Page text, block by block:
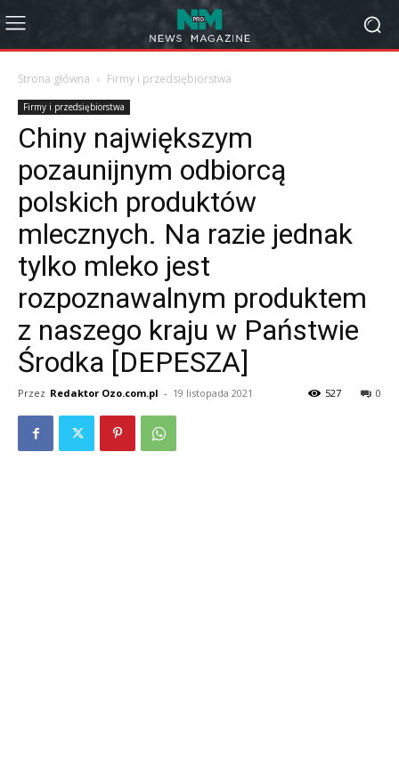
Strona główna Firmy i przedsiębiorstwa
Firmy i przedsiębiorstwa
Chiny największym
pozaunijnym odbiorcą
polskich produktów
mlecznych. Na razie jednak
tylko mleko jest
rozpoznawalnym produktem
z naszego kraju w Państwie
Środka [DEPESZA]
Przez Redaktor Ozo.com.pl - 19 listopada 2021 0
527